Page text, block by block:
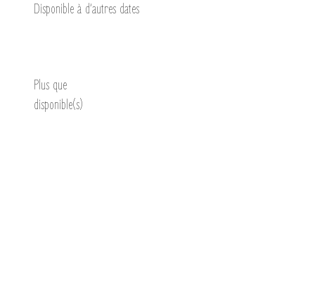
Disponible à d’autres dates
Plus que
disponible(s)